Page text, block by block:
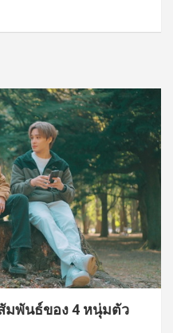
มพันธ์ของ 4 หนุ่มตัว